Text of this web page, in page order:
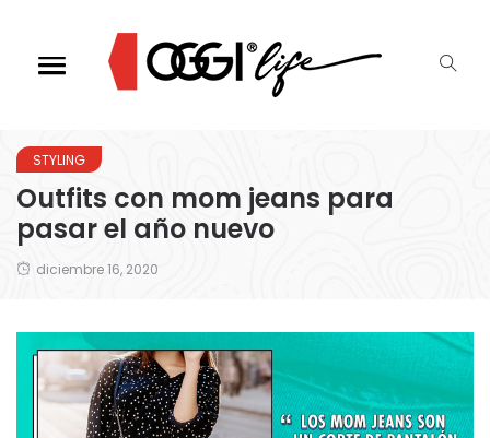
STYLING
Outfits con mom jeans para
pasar el año nuevo
diciembre 16, 2020